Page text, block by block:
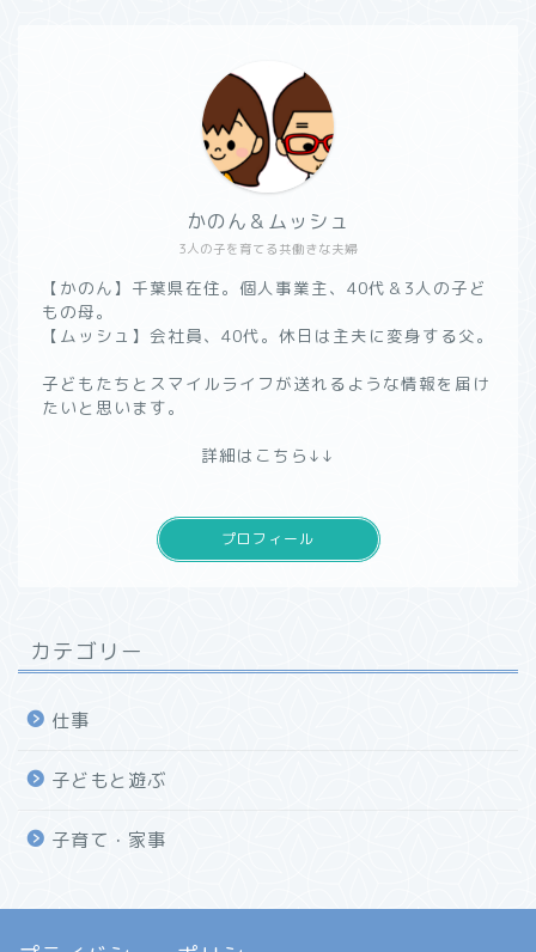
3人の子を育てる共働きな夫婦
かのん＆ムッシュ
【かのん】千葉県在住。個人事業主、40代＆3人の子ど
もの母。
【ムッシュ】会社員、40代。休日は主夫に変身する父。
子どもたちとスマイルライフが送れるような情報を届け
たいと思います。
詳細はこちら↓↓
プロフィール
カテゴリー
仕事
子どもと遊ぶ
子育て・家事